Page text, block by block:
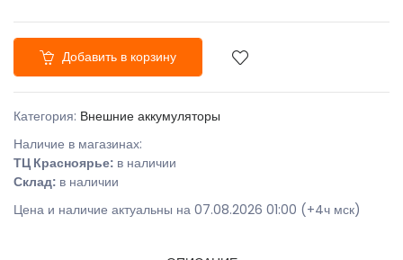
Добавить в корзину
Категория: Внешние аккумуляторы
Наличие в магазинах:
ТЦ Красноярье: в наличии
Склад: в наличии
Цена и наличие актуальны на 07.08.2026 01:00 (+4ч мск)